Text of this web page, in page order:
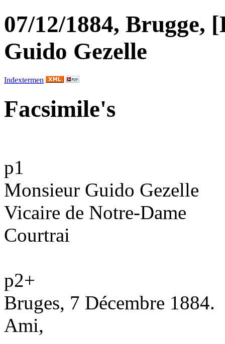
07/12/1884, Brugge,
Guido Gezelle
Indextermen
Facsimile's
p1
Monsieur Guido Gezelle
Vicaire de Notre-Dame
Courtrai
p2+
Bruges, 7 Décembre 1884.
Ami,